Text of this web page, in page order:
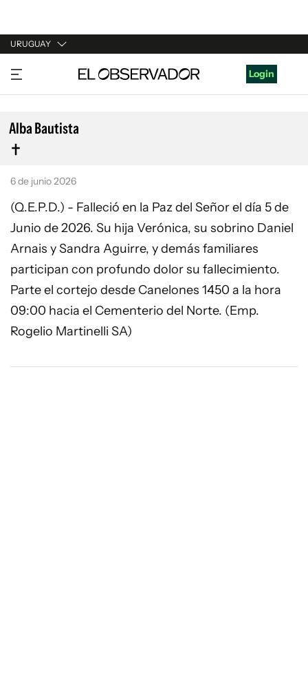
URUGUAY
URUGUAY
ARGENTINA
ESPAÑA
ESTADOS UNIDOS
Login
Alba Bautista
6 de junio 2026
(Q.E.P.D.) - Falleció en la Paz del Señor el día 5 de
Junio de 2026. Su hija Verónica, su sobrino Daniel
Arnais y Sandra Aguirre, y demás familiares
participan con profundo dolor su fallecimiento.
Parte el cortejo desde Canelones 1450 a la hora
09:00 hacia el Cementerio del Norte. (Emp.
Rogelio Martinelli SA)